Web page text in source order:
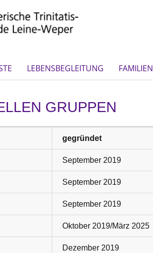
LEBENSBEGLEITUNG FAMILIEN
GRUPPEN
gegründet
September 2019
September 2019
September 2019
Oktober 2019/März 2025
Dezember 2019